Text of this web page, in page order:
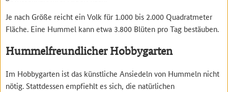
Je nach Größe reicht ein Volk für 1.000 bis 2.000 Quadratmeter
Fläche. Eine Hummel kann etwa 3.800 Blüten pro Tag bestäuben.
Hummelfreundlicher Hobbygarten
Im Hobbygarten ist das künstliche Ansiedeln von Hummeln nicht
nötig. Stattdessen empfiehlt es sich, die natürlichen